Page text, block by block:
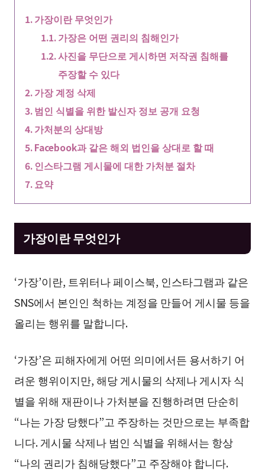
가장이란 무엇인가
가장은 어떤 권리의 침해인가
사진을 무단으로 게시하면 저작권 침해를
주장할 수 있다
가장 계정 삭제
범인 식별을 위한 발신자 정보 공개 요청
가처분의 상대방
Facebook과 같은 해외 법인을 상대로 할 때
인스타그램 게시물에 대한 가처분 절차
요약
가장이란 무엇인가
‘가장’이란, 트위터나 페이스북, 인스타그램과 같은
SNS에서 본인인 척하는 계정을 만들어 게시물 등을
올리는 행위를 말합니다.
‘가장’은 피해자에게 어떤 의미에서든 용서하기 어
려운 행위이지만, 해당 게시물의 삭제나 게시자 식
별을 위해 재판이나 가처분을 진행하려면 단순히
“나는 가장 당했다”고 주장하는 것만으로는 부족합
니다. 게시물 삭제나 범인 식별을 위해서는 항상
“나의 권리가 침해당했다”고 주장해야 합니다.